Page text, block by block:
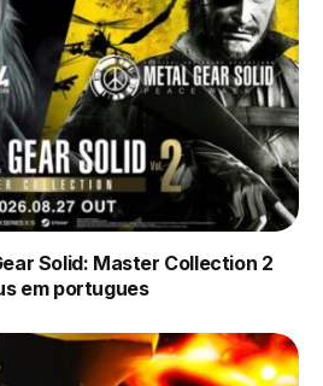
Solid: Master Collection 2
em portugues